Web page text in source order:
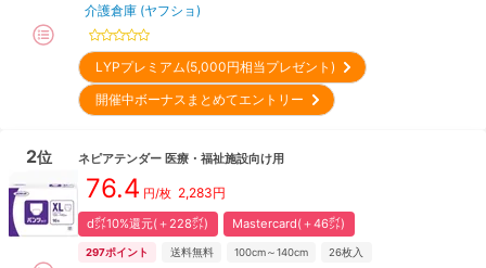
介護倉庫 (ヤフショ)
LYPプレミアム(5,000円相当プレゼント)
開催中ボーナスまとめてエントリー
2位 ネピアテンダー 医療・福祉施設向け用
76.4 円/枚 2,283円
d㌽10%還元(＋228㌽) Mastercard(＋46㌽)
297ポイント 送料無料 100cm～140cm 26枚入